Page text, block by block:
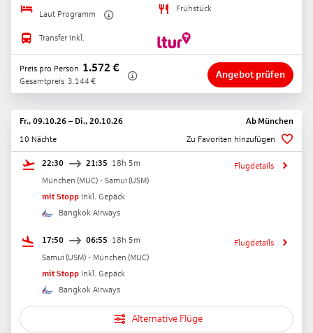
Laut Programm
Frühstück
Transfer inkl.
Preis pro Person 1.572 €
Gesamtpreis 3.144 €
Angebot prüfen
Fr., 09.10.26 – Di., 20.10.26 Ab München
10 Nächte
Zu Favoriten hinzufügen
22:30 21:35 18h 5m
München (MUC) - Samui (USM)
mit Stopp Inkl. Gepäck
Bangkok Airways
Flugdetails
17:50 06:55 18h 5m
Samui (USM) - München (MUC)
mit Stopp Inkl. Gepäck
Bangkok Airways
Flugdetails
Alternative Flüge